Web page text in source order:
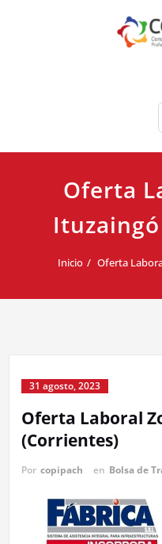
Oferta
Inicio Oferta
31 agosto, 2023
Oferta Laboral
(Corrientes)
Por copipach en Bolsa de